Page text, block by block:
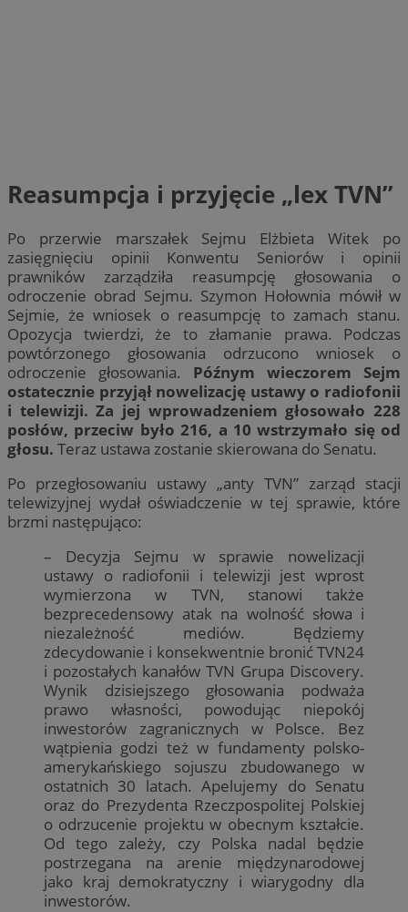
Reasumpcja i przyjęcie „lex TVN”
Po przerwie marszałek Sejmu Elżbieta Witek po
zasięgnięciu opinii Konwentu Seniorów i opinii
prawników zarządziła reasumpcję głosowania o
odroczenie obrad Sejmu. Szymon Hołownia mówił w
Sejmie, że wniosek o reasumpcję to zamach stanu.
Opozycja twierdzi, że to złamanie prawa. Podczas
powtórzonego głosowania odrzucono wniosek o
odroczenie głosowania. Późnym wieczorem Sejm
ostatecznie przyjął nowelizację ustawy o radiofonii
i telewizji. Za jej wprowadzeniem głosowało 228
posłów, przeciw było 216, a 10 wstrzymało się od
głosu. Teraz ustawa zostanie skierowana do Senatu.
Po przegłosowaniu ustawy „anty TVN” zarząd stacji
telewizyjnej wydał oświadczenie w tej sprawie, które
brzmi następująco:
– Decyzja Sejmu w sprawie nowelizacji
ustawy o radiofonii i telewizji jest wprost
wymierzona w TVN, stanowi także
bezprecedensowy atak na wolność słowa i
niezależność mediów. Będziemy
zdecydowanie i konsekwentnie bronić TVN24
i pozostałych kanałów TVN Grupa Discovery.
Wynik dzisiejszego głosowania podważa
prawo własności, powodując niepokój
inwestorów zagranicznych w Polsce. Bez
wątpienia godzi też w fundamenty polsko-
amerykańskiego sojuszu zbudowanego w
ostatnich 30 latach. Apelujemy do Senatu
oraz do Prezydenta Rzeczpospolitej Polskiej
o odrzucenie projektu w obecnym kształcie.
Od tego zależy, czy Polska nadal będzie
postrzegana na arenie międzynarodowej
jako kraj demokratyczny i wiarygodny dla
inwestorów.